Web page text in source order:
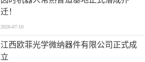
迁！
2026-07-10
江西欧菲光学微纳器件有限公司正式成
立